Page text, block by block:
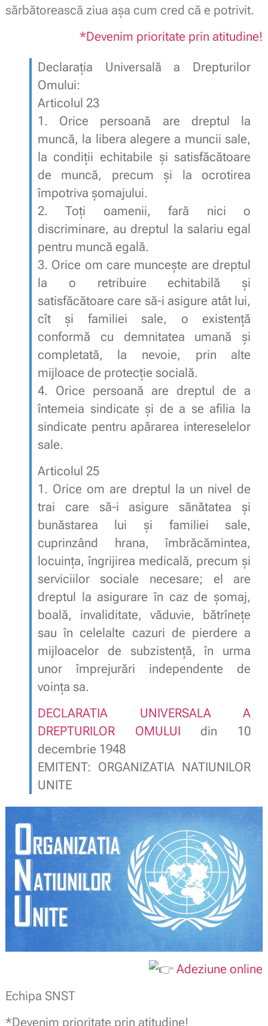
sărbătorească ziua așa cum cred că e potrivit.
*Devenim prioritate prin atitudine!
Declarația Universală a Drepturilor
Omului:
Articolul 23
1. Orice persoană are dreptul la
muncă, la libera alegere a muncii sale,
la condiţii echitabile şi satisfăcătoare
de muncă, precum şi la ocrotirea
împotriva şomajului.
2. Toţi oamenii, fară nici o
discriminare, au dreptul la salariu egal
pentru muncă egală.
3. Orice om care munceşte are dreptul
la o retribuire echitabilă şi
satisfăcătoare care să-i asigure atât lui,
cît şi familiei sale, o existenţă
conformă cu demnitatea umană şi
completată, la nevoie, prin alte
mijloace de protecţie socială.
4. Orice persoană are dreptul de a
întemeia sindicate şi de a se afilia la
sindicate pentru apărarea intereselelor
sale.
Articolul 25
1. Orice om are dreptul la un nivel de
trai care să-i asigure sănătatea și
bunăstarea lui și familiei sale,
cuprinzând hrana, îmbrăcămintea,
locuința, îngrijirea medicală, precum și
serviciilor sociale necesare; el are
dreptul la asigurare în caz de șomaj,
boală, invaliditate, văduvie, bătrînețe
sau în celelalte cazuri de pierdere a
mijloacelor de subzistență, în urma
unor împrejurări independente de
voința sa.
DECLARATIA UNIVERSALA A
DREPTURILOR OMULUI din 10
decembrie 1948
EMITENT: ORGANIZATIA NATIUNILOR
UNITE
Adeziune online
Echipa SNST
*Devenim prioritate prin atitudine!